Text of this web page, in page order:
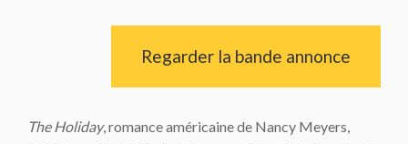
Regarder la bande annonce
TheHoliday, romance américaine de Nancy Meyers,